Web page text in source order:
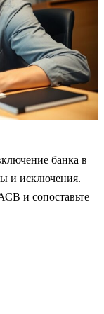
банка в
и исключения.
и сопоставьте